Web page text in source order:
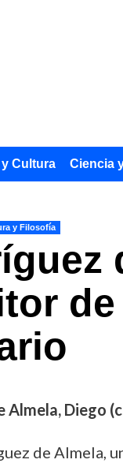
Cultura Ciencia
y Filosofía
Almela, Diego
de Almela,